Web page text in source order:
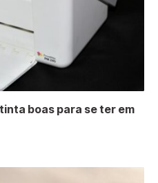
boas para se ter em